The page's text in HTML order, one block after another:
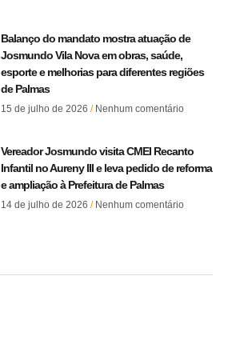
Balanço do mandato mostra atuação de
Josmundo Vila Nova em obras, saúde,
esporte e melhorias para diferentes regiões
de Palmas
15 de julho de 2026 Nenhum comentário
Vereador Josmundo visita CMEI Recanto
Infantil no Aureny III e leva pedido de reforma
e ampliação à Prefeitura de Palmas
14 de julho de 2026 Nenhum comentário